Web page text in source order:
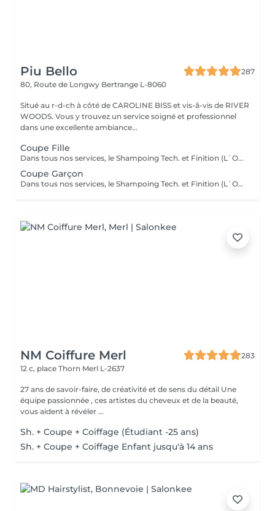
Piu Bello
287
80, Route de Longwy Bertrange L-8060
Situé au r-d-ch à côté de CAROLINE BISS et vis-â-vis de RIVER
WOODS. Vous y trouvez un service soigné et professionnel
dans une excellente ambiance...
Coupe Fille
Dans tous nos services, le Shampoing Tech. et Finition (L`OREAL)sont compris.
Coupe Garçon
Dans tous nos services, le Shampoing Tech. et Finition (L`OREAL)sont compris.
NM Coiffure Merl
283
12 c, place Thorn Merl L-2637
27 ans de savoir-faire, de créativité et de sens du détail Une
équipe passionnée , ces artistes du cheveux et de la beauté,
vous aident à révéler ...
Sh. + Coupe + Coiffage (Étudiant -25 ans)
Sh. + Coupe + Coiffage Enfant jusqu'à 14 ans